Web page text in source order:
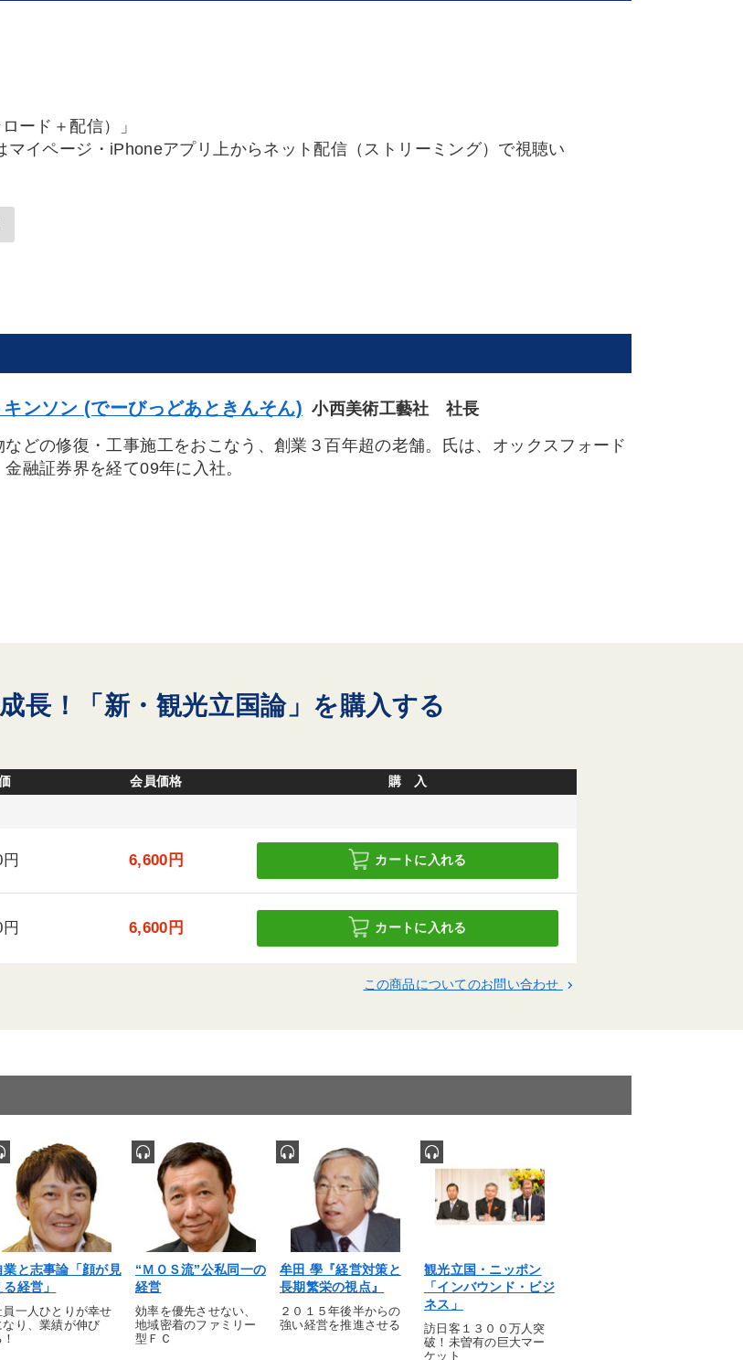
ード＋配信）」
マイページ・iPhoneアプリ上からネット配信（ストリーミング）で視聴い
ンソン (でーびっどあときんそん) 小西美術工藝社 社長
どの修復・工事施工をおこなう、創業３百年超の老舗。氏は、オックスフォード
融証券界を経て09年に入社。
長！「新・観光立国論」を購入する
会員価格 購 入
6,600円 カートに入れる
6,600円 カートに入れる
この商品についてのお問い合わせ keyboard_arrow_right
業と志事論「顔が見
る経営」
員一人ひとりが幸せ
なり、業績が伸び
“ＭＯＳ流”公私同一の
経営
効率を優先させない、
地域密着のファミリー
型ＦＣ
牟田 學『経営対策と
長期繁栄の視点』
２０１５年後半からの
強い経営を推進させる
観光立国・ニッポン
「インバウンド・ビジ
ネス」
訪日客１３００万人突
破！未曽有の巨大マー
ケット